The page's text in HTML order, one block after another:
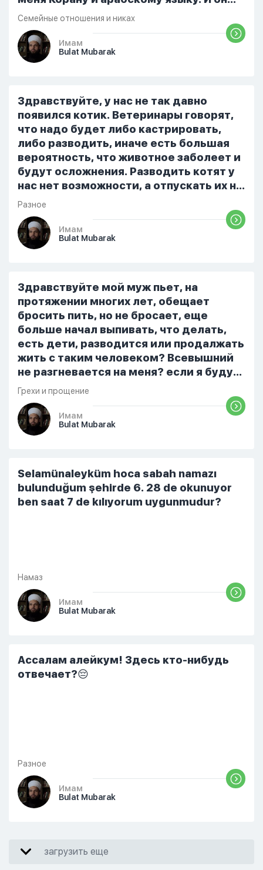
действительно дал мне несколько
уроков. Но потом оставил обучение и
только изредка читает Коран со мной.
А сейчас он говорит, что он также дал
было намерение дать эти деньги мне в
качестве махра. Поэтому он считает ,
это это и есть мой махр....
Семейные отношения и никах
Имам
Bulat Mubarak
Здравствуйте, у нас не так давно
появился котик. Ветеринары говорят,
что надо будет либо кастрировать,
либо разводить, иначе есть большая
вероятность, что животное заболеет и
будут осложнения. Разводить котят у
нас нет возможности, а отпускать их на
улицу страшно, т.к. там много собак и
других кошек, ещё и холодно очень,
маленькие котята не выживут.
Подскажите, как быть в такой
Разное
Имам
Bulat Mubarak
Здравствуйте мой муж пьет, на
протяжении многих лет, обещает
бросить пить, но не бросает, еще
больше начал выпивать, что делать,
есть дети, разводится или продалжать
жить с таким человеком? Всевышний
не разгневается на меня? если я буду
жить с таким человеком. И нужно ли
мне развестись, а если нет, то как
можно сделать так чтобы он бросал
пить?
Грехи и прощение
Имам
Bulat Mubarak
Selamünaleyküm hoca sabah namazı
bulunduğum şehirde 6. 28 de okunuyor
ben saat 7 de kılıyorum uygunmudur?
Намаз
Имам
Bulat Mubarak
Ассалам алейкум! Здесь кто-нибудь
отвечает?😔
Разное
Имам
Bulat Mubarak
загрузить еще